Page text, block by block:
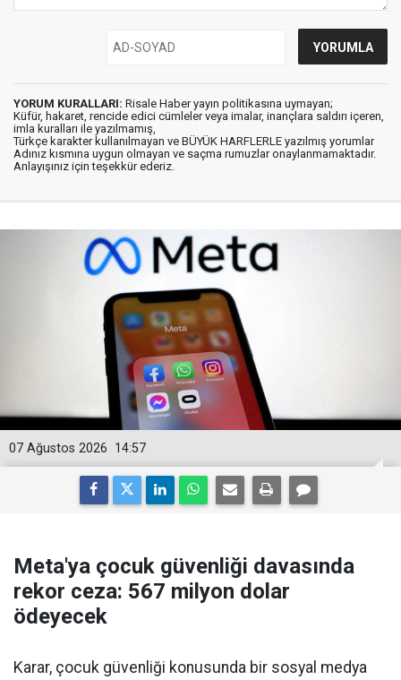
YORUM KURALLARI: Risale Haber yayın politikasına uymayan;
Küfür, hakaret, rencide edici cümleler veya imalar, inançlara saldırı içeren,
imla kuralları ile yazılmamış,
Türkçe karakter kullanılmayan ve BÜYÜK HARFLERLE yazılmış yorumlar
Adınız kısmına uygun olmayan ve saçma rumuzlar onaylanmamaktadır.
Anlayışınız için teşekkür ederiz.
14:57
07 Ağustos 2026
Meta'ya çocuk güvenliği davasında
rekor ceza: 567 milyon dolar
ödeyecek
Karar, çocuk güvenliği konusunda bir sosyal medya